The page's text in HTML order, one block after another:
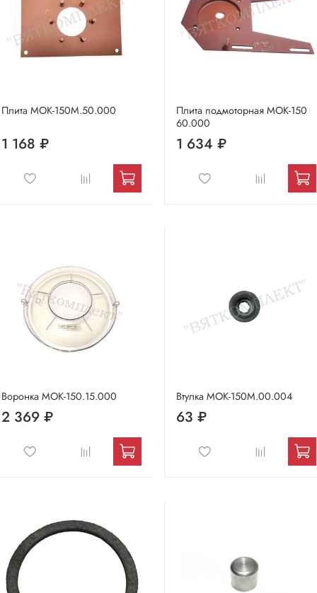
Плита МОК-150М.50.000
1 168 ₽
Плита подмоторная МОК-150
60.000
1 634 ₽
Воронка МОК-150.15.000
2 369 ₽
Втулка МОК-150М.00.004
63 ₽